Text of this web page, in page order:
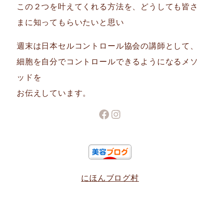
この２つを叶えてくれる方法を、どうしても皆さ
まに知ってもらいたいと思い
週末は日本セルコントロール協会の講師として、
細胞を自分でコントロールできるようになるメソ
ッドを
お伝えしています。
Facebook
Instagram
にほんブログ村